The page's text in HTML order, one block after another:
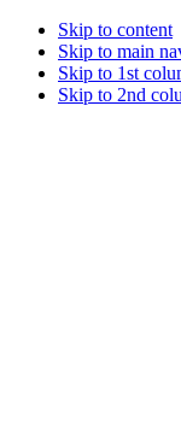
Skip to content
Skip to main
Skip to 1st
Skip to 2nd